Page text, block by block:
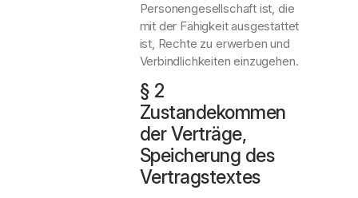
Personengesellschaft ist, die
mit der Fähigkeit ausgestattet
ist, Rechte zu erwerben und
Verbindlichkeiten einzugehen.
§ 2
Zustandekommen
der Verträge,
Speicherung des
Vertragstextes